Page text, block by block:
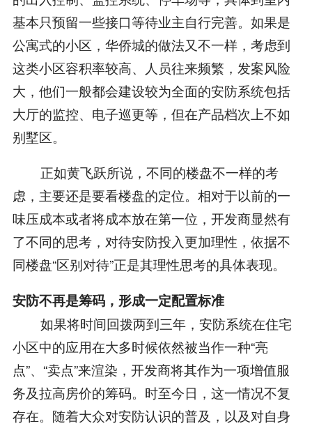
基本只预留一些接口等待业主自行完善。如果是
公寓式的小区，华侨城的做法又不一样，考虑到
这类小区容积率较高、人员往来频繁，发案风险
大，他们一般都会建设较为全面的安防系统包括
大厅的监控、电子巡更等，但在产品档次上不如
别墅区。
正如黄飞跃所说，不同的楼盘不一样的考
虑，主要还是要看楼盘的定位。相对于以前的一
味压成本或者将成本放在第一位，开发商显然有
了不同的思考，对待安防投入更加理性，依据不
同楼盘“区别对待”正是其理性思考的具体表现。
安防不再是筹码，形成一定配置标准
如果将时间回拨两到三年，安防系统在住宅
小区中的应用在大多时候依然被当作一种“亮
点”、“卖点”来渲染，开发商将其作为一项增值服
务及拉高房价的筹码。时至今日，这一情况不复
存在。随着大众对安防认识的普及，以及对自身